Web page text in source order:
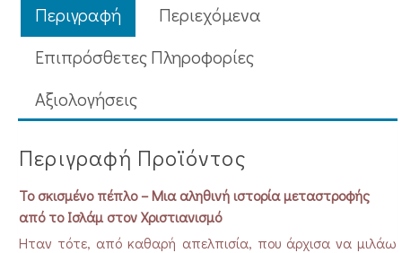
από
Ισλάμ
Χριστιανισμό
ποσότητα
Περιγραφή
Περιεχόμενα
Επιπρόσθετες Πληροφορίες
Aξιολογήσεις
Περιγραφή Προϊόντος
Το σκισμένο πέπλο – Μια αληθινή ιστορία μεταστροφής
από το Ισλάμ στον Χριστιανισμό
Ήταν τότε, από καθαρή απελπισία, που άρχισα να μιλάω